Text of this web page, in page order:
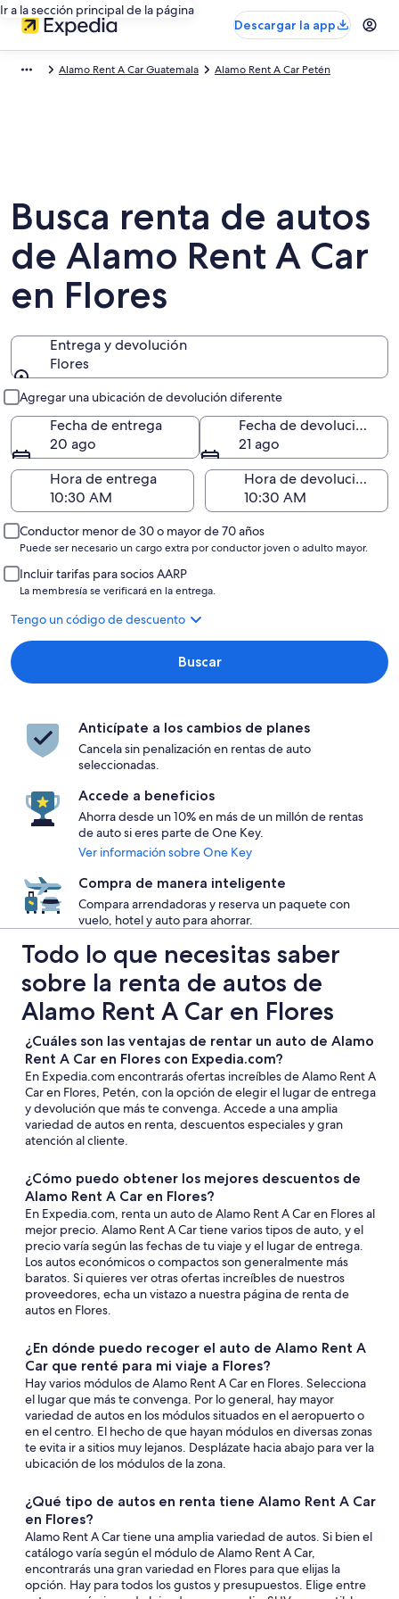
Ir a la sección principal de la página
Descargar la app
Alamo Rent A Car Guatemala Alamo Rent A Car Petén
Busca renta de autos
de Alamo Rent A Car
en Flores
Entrega y devolución
Flores
Agregar una ubicación de devolución diferente
Fecha de entrega
20 ago
Fecha de devolución
21 ago
Hora de entrega
Hora de devolución
Conductor menor de 30 o mayor de 70 años
Puede ser necesario un cargo extra por conductor joven o adulto mayor.
Incluir tarifas para socios AARP
La membresía se verificará en la entrega.
Tengo un código de descuento
Buscar
Anticípate a los cambios de planes
Cancela sin penalización en rentas de auto
seleccionadas.
Accede a beneficios
Ahorra desde un 10% en más de un millón de rentas
de auto si eres parte de One Key.
Ver información sobre One Key
Compra de manera inteligente
Compara arrendadoras y reserva un paquete con
vuelo, hotel y auto para ahorrar.
Todo lo que necesitas saber
sobre la renta de autos de
Alamo Rent A Car en Flores
¿Cuáles son las ventajas de rentar un auto de Alamo
Rent A Car en Flores con Expedia.com?
En Expedia.com encontrarás ofertas increíbles de Alamo Rent A
Car en Flores, Petén, con la opción de elegir el lugar de entrega
y devolución que más te convenga. Accede a una amplia
variedad de autos en renta, descuentos especiales y gran
atención al cliente.
¿Cómo puedo obtener los mejores descuentos de
Alamo Rent A Car en Flores?
En Expedia.com, renta un auto de Alamo Rent A Car en Flores al
mejor precio. Alamo Rent A Car tiene varios tipos de auto, y el
precio varía según las fechas de tu viaje y el lugar de entrega.
Los autos económicos o compactos son generalmente más
baratos. Si quieres ver otras ofertas increíbles de nuestros
proveedores, echa un vistazo a nuestra página de renta de
autos en Flores.
¿En dónde puedo recoger el auto de Alamo Rent A
Car que renté para mi viaje a Flores?
Hay varios módulos de Alamo Rent A Car en Flores. Selecciona
el lugar que más te convenga. Por lo general, hay mayor
variedad de autos en los módulos situados en el aeropuerto o
en el centro. El hecho de que hayan módulos en diversas zonas
te evita ir a sitios muy lejanos. Desplázate hacia abajo para ver la
ubicación de los módulos de la zona.
¿Qué tipo de autos en renta tiene Alamo Rent A Car
en Flores?
Alamo Rent A Car tiene una amplia variedad de autos. Si bien el
catálogo varía según el módulo de Alamo Rent A Car,
encontrarás una gran variedad en Flores para que elijas la
opción. Hay para todos los gustos y presupuestos. Elige entre